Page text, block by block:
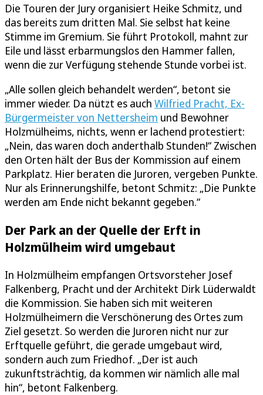
Die Touren der Jury organisiert Heike Schmitz, und
das bereits zum dritten Mal. Sie selbst hat keine
Stimme im Gremium. Sie führt Protokoll, mahnt zur
Eile und lässt erbarmungslos den Hammer fallen,
wenn die zur Verfügung stehende Stunde vorbei ist.
„Alle sollen gleich behandelt werden“, betont sie
immer wieder. Da nützt es auch Wilfried Pracht, Ex-
Bürgermeister von Nettersheim und Bewohner
Holzmülheims, nichts, wenn er lachend protestiert:
„Nein, das waren doch anderthalb Stunden!“ Zwischen
den Orten hält der Bus der Kommission auf einem
Parkplatz. Hier beraten die Juroren, vergeben Punkte.
Nur als Erinnerungshilfe, betont Schmitz: „Die Punkte
werden am Ende nicht bekannt gegeben.“
Der Park an der Quelle der Erft in
Holzmülheim wird umgebaut
In Holzmülheim empfangen Ortsvorsteher Josef
Falkenberg, Pracht und der Architekt Dirk Lüderwaldt
die Kommission. Sie haben sich mit weiteren
Holzmülheimern die Verschönerung des Ortes zum
Ziel gesetzt. So werden die Juroren nicht nur zur
Erftquelle geführt, die gerade umgebaut wird,
sondern auch zum Friedhof. „Der ist auch
zukunftsträchtig, da kommen wir nämlich alle mal
hin“, betont Falkenberg.